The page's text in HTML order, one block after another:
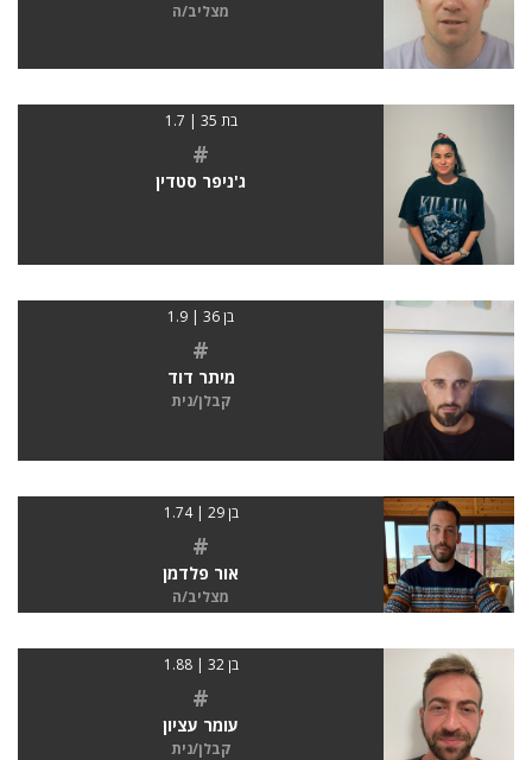
מצליב/ה
בת 35 | 1.7
#
ג'ניפר סטדין
בן 36 | 1.9
#
מיתר דוד
קבלן/נית
בן 29 | 1.74
#
אור פלדמן
מצליב/ה
בן 32 | 1.88
#
עומר עציון
קבלן/נית